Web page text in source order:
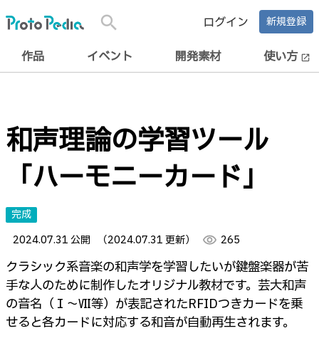
search ログイン 新規登録
作品 イベント 開発素材 使い方 open_in_new
和声理論の学習ツール
「ハーモニーカード」
完成
2024.07.31 公開
（2024.07.31 更新） visibility 265
クラシック系音楽の和声学を学習したいが鍵盤楽器が苦
手な人のために制作したオリジナル教材です。芸大和声
の音名（Ⅰ〜Ⅶ等）が表記されたRFIDつきカードを乗
せると各カードに対応する和音が自動再生されます。